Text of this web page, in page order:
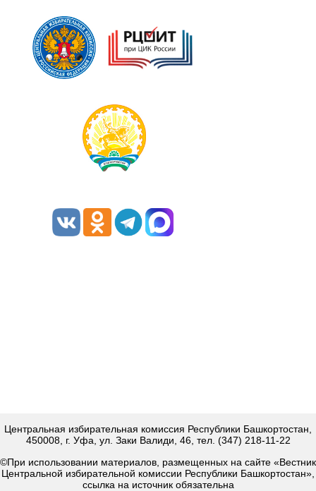
Центральная избирательная комиссия Республики Башкортостан,
450008, г. Уфа, ул. Заки Валиди, 46, тел. (347) 218-11-22
©При использовании материалов, размещенных на сайте «Вестник
Центральной избирательной комиссии Республики Башкортостан»,
ссылка на источник обязательна